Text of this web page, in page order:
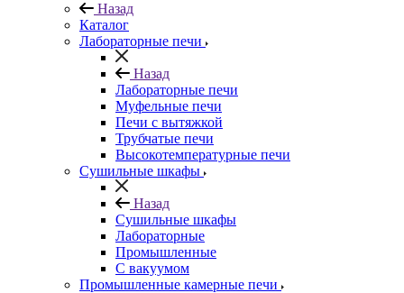
Назад
Каталог
Лабораторные печи
Назад
Лабораторные печи
Муфельные печи
Печи с вытяжкой
Трубчатые печи
Высокотемпературные печи
Сушильные шкафы
Назад
Сушильные шкафы
Лабораторные
Промышленные
С вакуумом
Промышленные камерные печи